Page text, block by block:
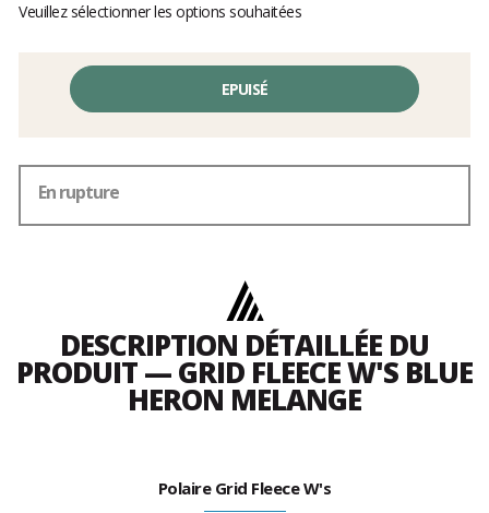
Veuillez sélectionner les options souhaitées
EPUISÉ
En rupture
DESCRIPTION DÉTAILLÉE DU
PRODUIT — GRID FLEECE W'S BLUE
HERON MELANGE
Polaire Grid Fleece W's